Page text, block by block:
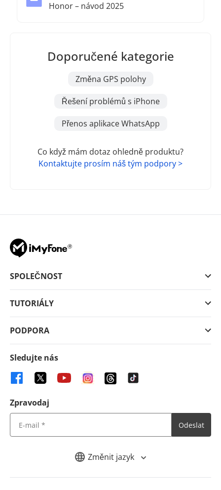
Honor – návod 2025
Doporučené kategorie
Změna GPS polohy
Řešení problémů s iPhone
Přenos aplikace WhatsApp
Co když mám dotaz ohledně produktu?
Kontaktujte prosím náš tým podpory >
Změnit jazyk
SPOLEČNOST
TUTORIÁLY
PODPORA
Sledujte nás
Zpravodaj
Odeslat